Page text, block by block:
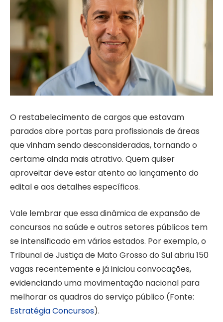
O restabelecimento de cargos que estavam
parados abre portas para profissionais de áreas
que vinham sendo desconsideradas, tornando o
certame ainda mais atrativo. Quem quiser
aproveitar deve estar atento ao lançamento do
edital e aos detalhes específicos.
Vale lembrar que essa dinâmica de expansão de
concursos na saúde e outros setores públicos tem
se intensificado em vários estados. Por exemplo, o
Tribunal de Justiça de Mato Grosso do Sul abriu 150
vagas recentemente e já iniciou convocações,
evidenciando uma movimentação nacional para
melhorar os quadros do serviço público (Fonte:
Estratégia Concursos).